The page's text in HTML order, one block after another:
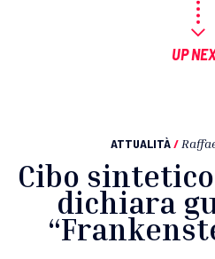
UP
ATTUALITÀ /
Cibo
dichiara